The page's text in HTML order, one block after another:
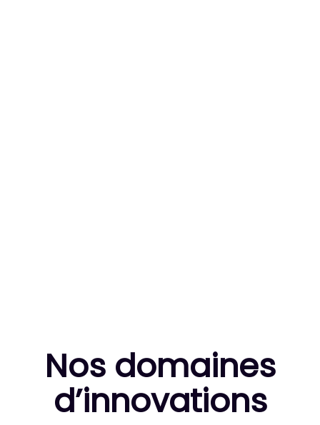
Nos domaines
d’innovations